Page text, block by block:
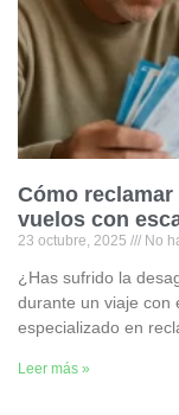
Cómo
vuelos con
23 octubre, 2025 No
¿Has sufrido la
durante un viaje con
especializado en
Leer más »